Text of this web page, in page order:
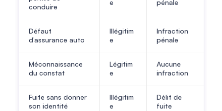
conduire
e pénale
Défaut
d’assurance auto
Illégitim
e
Infraction
pénale
Méconnaissance
du constat
Légitim
e
Aucune
infraction
Fuite sans donner
son identité
Illégitim
e
Délit de
fuite